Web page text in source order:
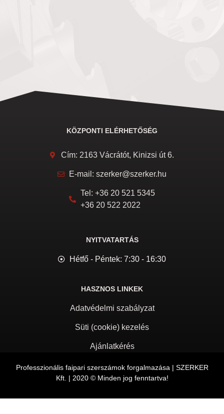
KÖZPONTI ELÉRHETŐSÉG
Cím: 2163 Vácrátót, Kinizsi út 6.
E-mail: szerker@szerker.hu
Tel: +36 20 521 5345
+36 20 522 2022
NYITVATARTÁS
Hétfő - Péntek: 7:30 - 16:30
HASZNOS LINKEK
Adatvédelmi szabályzat
Süti (cookie) kezelés
Ajánlatkérés
Professzionális faipari szerszámok forgalmazása | SZERKER
Kft. | 2020 © Minden jog fenntartva!